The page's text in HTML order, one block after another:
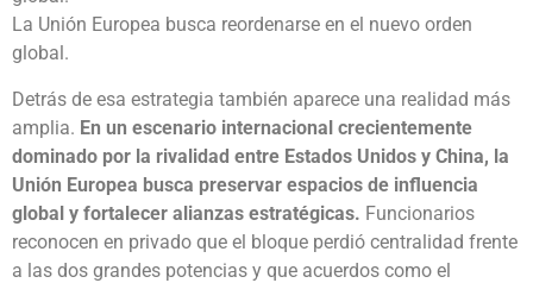
La Unión Europea busca reordenarse en el nuevo orden
global.
Detrás de esa estrategia también aparece una realidad más
amplia. En un escenario internacional crecientemente
dominado por la rivalidad entre Estados Unidos y China, la
Unión Europea busca preservar espacios de influencia
global y fortalecer alianzas estratégicas. Funcionarios
reconocen en privado que el bloque perdió centralidad frente
a las dos grandes potencias y que acuerdos como el